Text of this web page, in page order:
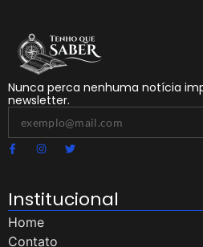
Nunca perca nenhuma notícia
newsletter.
Institucional
Home
Contato